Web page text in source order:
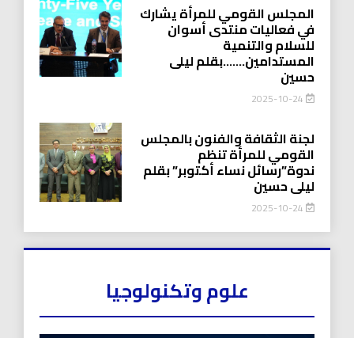
المجلس القومي للمرأة يشارك
في فعاليات منتدى أسوان
للسلام والتنمية
المستدامين…….بقلم ليلى
حسين
2025-10-24
لجنة الثقافة والفنون بالمجلس
القومي للمرأة تنظم
ندوة”رسائل نساء أكتوبر” بقلم
ليلى حسين
2025-10-24
علوم وتكنولوجيا